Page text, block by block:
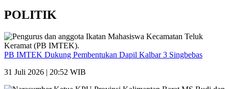
POLITIK
PB IMTEK Dukung Pembentukan Dapil Kalbar 3 Singbebas
31 Juli 2026 | 20:52 WIB